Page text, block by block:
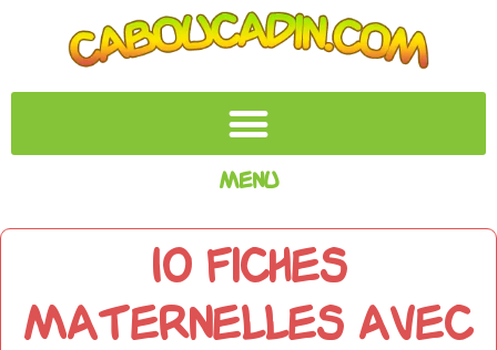
Menu
10 fiches
maternelles avec